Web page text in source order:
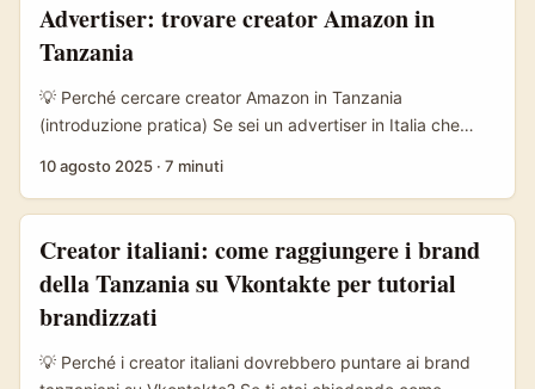
creator italiano che vuole espandere i ricavi oltre i confini
UE, la Tanzania offre opportunità concrete: pubblico
giovane, appetito per contenuti autentici e budget di
Advertiser: trovare creator Amazon in
Tanzania
💡 Perché cercare creator Amazon in Tanzania
(introduzione pratica) Se sei un advertiser in Italia che
la Tanzania merita attenzione: popolazione giovane,
trovare i creator giusti non è roba da copia-incolla: qui
servono ricerca sul campo, partner locali e attenzione a
come funziona la customer journey verso Amazon nel
10 agosto 2025 · 7 minuti
Creator italiani: come raggiungere i brand
della Tanzania su Vkontakte per tutorial
brandizzati
💡 Perché i creator italiani dovrebbero puntare ai brand